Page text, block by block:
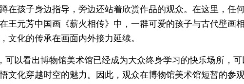
在孩子身边指导，旁边还站着欣赏作品的观众。在这里，任
王元芳中国画《薪火相传》中，一群可爱的孩子与古代壁画
文化的传承在画面内外接力延续。
可以看出博物馆美术馆已经成为大众终身学习的快乐场所，
文化穿越时空的魅力。因此，观众在博物馆美术馆短暂的参